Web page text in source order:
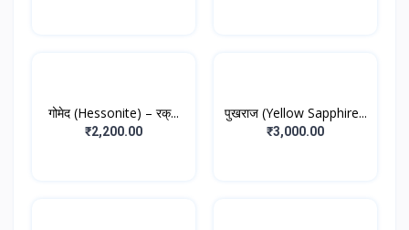
गोमेद (Hessonite) – रक्...
₹2,200.00
पुखराज (Yellow Sapphire...
₹3,000.00